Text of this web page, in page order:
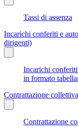
Tassi di assenza
Incarichi conferiti e
dirigenti)
Incarichi
in formato
Contrattazione collettiva
Contrattazione